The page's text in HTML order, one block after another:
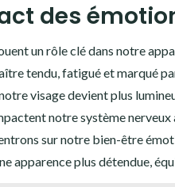
des
un rôle clé dans notre
tendu, fatigué et marqué
visage devient plus
notre système
sur notre bien-être
apparence plus détendue,